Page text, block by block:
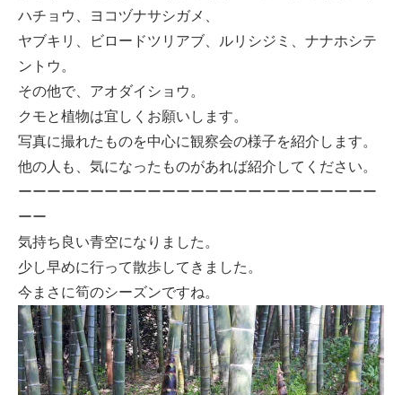
ハチョウ、ヨコヅナサシガメ、
ヤブキリ、ビロードツリアブ、ルリシジミ、ナナホシテ
ントウ。
その他で、アオダイショウ。
クモと植物は宜しくお願いします。
写真に撮れたものを中心に観察会の様子を紹介します。
他の人も、気になったものがあれば紹介してください。
ーーーーーーーーーーーーーーーーーーーーーーーーー
ーー
気持ち良い青空になりました。
少し早めに行って散歩してきました。
今まさに筍のシーズンですね。